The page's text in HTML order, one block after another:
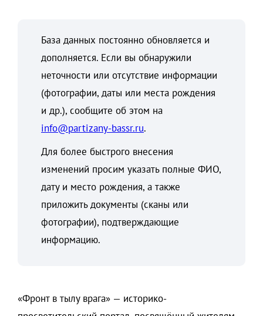
База данных постоянно обновляется и
дополняется. Если вы обнаружили
неточности или отсутствие информации
(фотографии, даты или места рождения
и др.), сообщите об этом на
info@partizany-bassr.ru.
Для более быстрого внесения
изменений просим указать полные ФИО,
дату и место рождения, а также
приложить документы (сканы или
фотографии), подтверждающие
информацию.
«Фронт в тылу врага» — историко-